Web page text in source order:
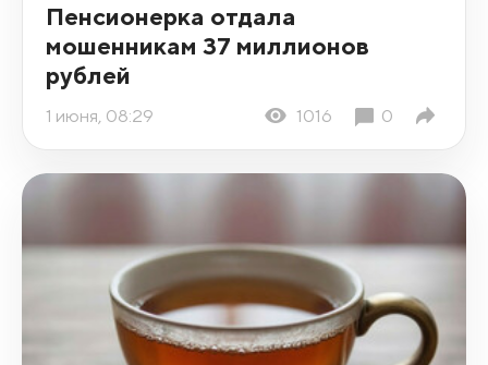
Пенсионерка отдала
мошенникам 37 миллионов
рублей
1 июня, 08:29 1016 0